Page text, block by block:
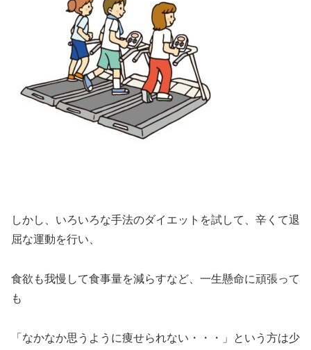
しかし、いろいろな手法のダイエットを試して、辛くて退
屈な運動を行い、
食欲も我慢して食事量を減らすなど、一生懸命に頑張って
も
「なかなか思うように痩せられない・・・」という方は少